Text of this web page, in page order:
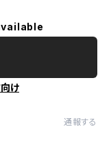
け
通報する